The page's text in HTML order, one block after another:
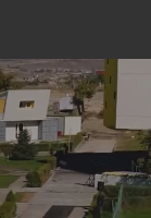
button